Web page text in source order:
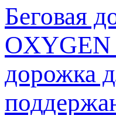
Беговая
OXYGEN
дорожка